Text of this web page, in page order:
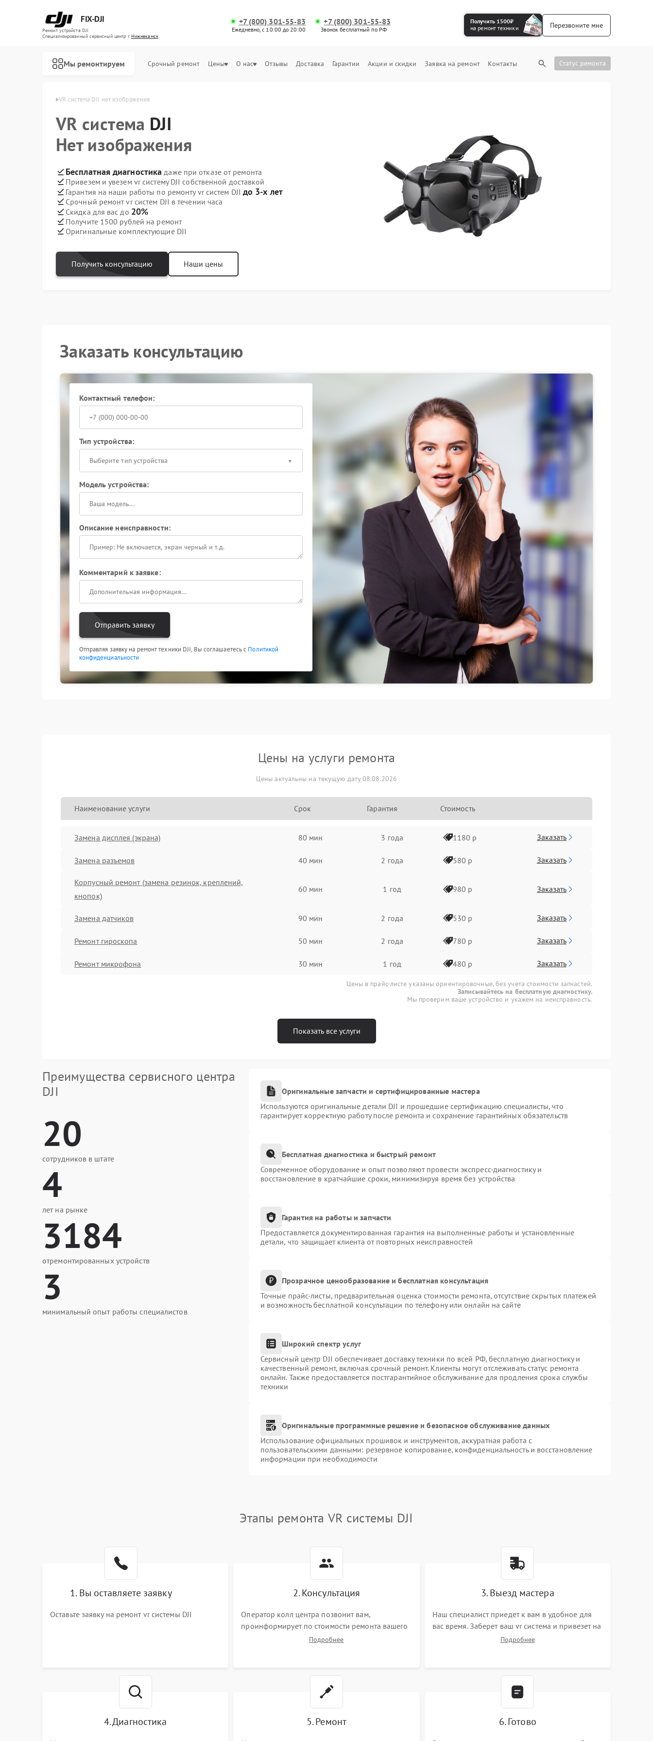
FIX-DJI
Ремонт устройств DJI
Специализированный cервисный центр г.Нижнекамск
+7 (800) 301-55-83
Ежедневно, с 10:00 до 20:00
+7 (800) 301-55-83
Звонок бесплатный по РФ
Получить 1500₽
на ремонт техники
Перезвоните мне
Мы ремонтируем Срочный ремонт Цены О нас Отзывы Доставка Гарантии Акции и скидки Заявка на ремонт Контакты Статус ремонта
DJI в Нижнекамске VR система DJI нет изображения
VR система DJI
Нет изображения
Бесплатная диагностика даже при отказе от ремонта
Привезем и увезем vr систему DJI собственной доставкой
Гарантия на наши работы по ремонту vr систем DJI до 3-х лет
Срочный ремонт vr систем DJI в течении часа
Скидка для вас до 20%
Получите 1500 рублей на ремонт
Оригинальные комплектующие DJI
Получить консультацию Наши цены
Заказать консультацию
Контактный телефон:
Тип устройства:
Выберите тип устройства
Модель устройства:
Описание неисправности:
Комментарий к заявке:
Отправить заявку
Отправляя заявку на ремонт техники DJI, Вы соглашаетесь с Политикой
конфиденциальности
Цены на услуги ремонта
Цены актуальны на текущую дату 08.08.2026
Наименование услуги Срок Гарантия Стоимость
Замена дисплея (экрана) 80 мин 3 года 1180 р Заказать
Замена разъемов 40 мин 2 года 580 р Заказать
Корпусный ремонт (замена резинок, креплений,
кнопок)
60 мин 1 год 980 р Заказать
Замена датчиков 90 мин 2 года 530 р Заказать
Ремонт гироскопа 50 мин 2 года 780 р Заказать
Ремонт микрофона 30 мин 1 год 480 р Заказать
Цены в прайс-листе указаны ориентировочные, без учета стоимости запчастей.
Записывайтесь на бесплатную диагностику.
Мы проверим ваше устройство и укажем на неисправность.
Показать все услуги
Преимущества сервисного центра
DJI
20
сотрудников в штате
4
лет на рынке
3184
отремонтированных устройств
3
минимальный опыт работы специалистов
Оригинальные запчасти и сертифицированные мастера
Используются оригинальные детали DJI и прошедшие сертификацию специалисты, что
гарантирует корректную работу после ремонта и сохранение гарантийных обязательств
Бесплатная диагностика и быстрый ремонт
Современное оборудование и опыт позволяют провести экспресс-диагностику и
восстановление в кратчайшие сроки, минимизируя время без устройства
Гарантия на работы и запчасти
Предоставляется документированная гарантия на выполненные работы и установленные
детали, что защищает клиента от повторных неисправностей
Прозрачное ценообразование и бесплатная консультация
Точные прайс-листы, предварительная оценка стоимости ремонта, отсутствие скрытых платежей
и возможность бесплатной консультации по телефону или онлайн на сайте
Широкий спектр услуг
Сервисный центр DJI обеспечивает доставку техники по всей РФ, бесплатную диагностику и
качественный ремонт, включая срочный ремонт. Клиенты могут отслеживать статус ремонта
онлайн. Также предоставляется постгарантийное обслуживание для продления срока службы
техники
Оригинальные программные решение и безопасное обслуживание данных
Использование официальных прошивок и инструментов, аккуратная работа с
пользовательскими данными: резервное копирование, конфиденциальность и восстановление
информации при необходимости
Этапы ремонта VR системы DJI
1. Вы оставляете заявку
Оставьте заявку на ремонт vr системы DJI
2. Консультация
Оператор колл центра позвонит вам,
проинформирует по стоимости ремонта вашего
vr системы а также ответит на все ваши вопросы.
Подробнее
3. Выезд мастера
Наш специалист приедет к вам в удобное для
вас время. Заберет ваш vr система и привезет на
склад для диагностики.Подробнее
4. Диагностика 5. Ремонт 6. Готово